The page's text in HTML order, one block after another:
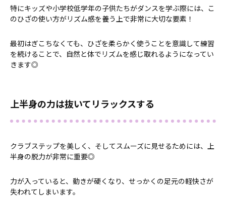
特にキッズや小学校低学年の子供たちがダンスを学ぶ際には、こ
のひざの使い方がリズム感を養う上で非常に大切な要素！
最初はぎこちなくても、ひざを柔らかく使うことを意識して練習
を続けることで、自然と体でリズムを感じ取れるようになってい
きます◎
上半身の力は抜いてリラックスする
クラブステップを美しく、そしてスムーズに見せるためには、上
半身の脱力が非常に重要◎
力が入っていると、動きが硬くなり、せっかくの足元の軽快さが
失われてしまいます。